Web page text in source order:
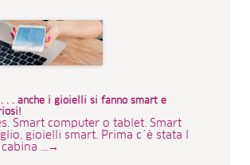
. . . anche i gioielli si fanno smart e
Smart computer o tablet. Smart
gioielli smart. Prima c´è stata l
cabina ...→